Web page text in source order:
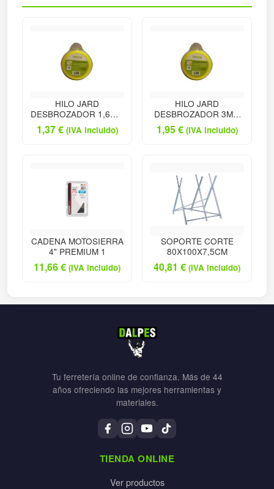
HILO JARD
DESBROZADOR 1,6MM
1,37€ (IVA incluido)
HILO JARD
DESBROZADOR 3MM
1,95€ (IVA incluido)
CADENA MOTOSIERRA
4" PREMIUM 1
11,66€ (IVA incluido)
SOPORTE CORTE
80X100X7,5CM
40,81 € (IVA incluido)
Tu ferretería online de confianza. Más de 44
años ofreciendo las mejores herramientas y
materiales.
TIENDA ONLINE
Ver productos